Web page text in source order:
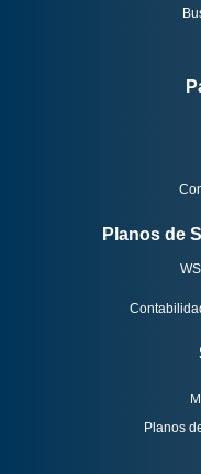
Planos de
Planos